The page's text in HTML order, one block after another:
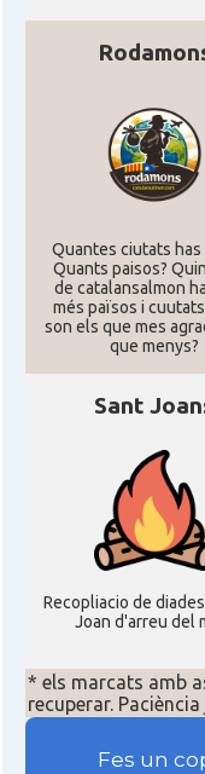
Quantes ciutats has
Quants paisos?
de catalansalmon
més països i
son els que mes
que menys?
Sant
Recopliacio de
Joan d'arreu del
* els marcats amb
recuperar.
Fes un